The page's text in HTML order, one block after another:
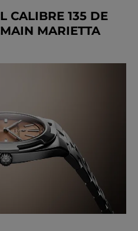
CALIBRE 135 DE
MARIETTA